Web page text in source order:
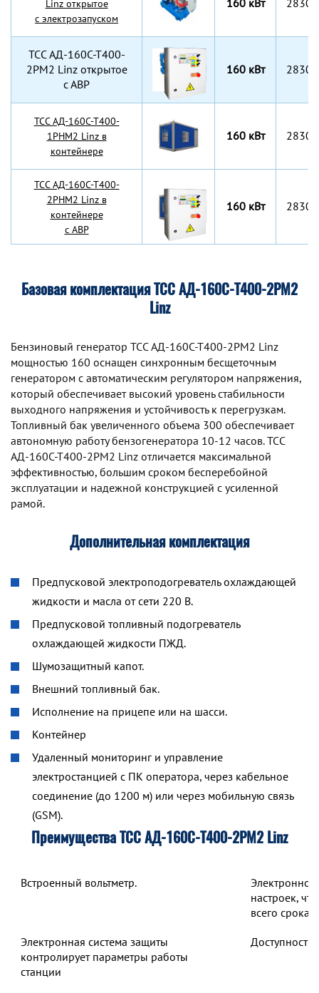
Linz открытое
с электрозапуском
160 кВт
TCC АД-160С-Т400-
2РМ2 Linz открытое
с АВР
160 кВт
TCC АД-160С-Т400-
1РНМ2 Linz в
контейнере
160 кВт
TCC АД-160С-Т400-
2РНМ2 Linz в
контейнере
с АВР
160 кВт
Базовая комплектация ТСС АД-160С-Т400-2РМ2
Linz
Бензиновый генератор TCC АД-160С-Т400-2РМ2 Linz
мощностью 160 оснащен синхронным беcщеточным
генератором с автоматическим регулятором напряжения,
который обеспечивает высокий уровень стабильности
выходного напряжения и устойчивость к перегрузкам.
Топливный бак увеличенного объема 300 обеспечивает
автономную работу бензогенератора 10-12 часов. TCC
АД-160С-Т400-2РМ2 Linz отличается максимальной
эффективностью, большим сроком бесперебойной
эксплуатации и надежной конструкцией с усиленной
рамой.
Дополнительная комплектация
Предпусковой электроподогреватель охлаждающей
жидкости и масла от сети 220 В.
Предпусковой топливный подогреватель
охлаждающей жидкости ПЖД.
Шумозащитный капот.
Внешний топливный бак.
Исполнение на прицепе или на шасси.
Контейнер
Удаленный мониторинг и управление
электростанцией с ПК оператора, через кабельное
соединение (до 1200 м) или через мобильную связь
(GSM).
Преимущества ТСС АД-160С-Т400-2РМ2 Linz
Встроенный вольтметр.
настроек,
всего срока
Электронная система защиты
контролирует параметры работы
станции
Доступность